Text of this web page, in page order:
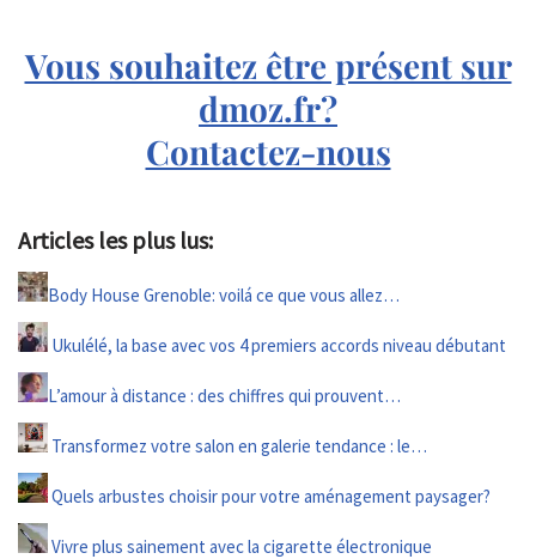
Vous souhaitez être présent sur
dmoz.fr?
Contactez-nous
Articles les plus lus:
Body House Grenoble: voilá ce que vous allez…
Ukulélé, la base avec vos 4 premiers accords niveau débutant
L’amour à distance : des chiffres qui prouvent…
Transformez votre salon en galerie tendance : le…
Quels arbustes choisir pour votre aménagement paysager?
Vivre plus sainement avec la cigarette électronique